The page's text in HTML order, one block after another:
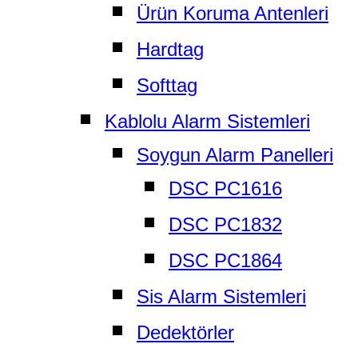
Ürün Koruma Antenleri
Hardtag
Softtag
Kablolu Alarm Sistemleri
Soygun Alarm Panelleri
DSC PC1616
DSC PC1832
DSC PC1864
Sis Alarm Sistemleri
Dedektörler